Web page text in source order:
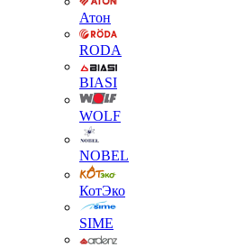
Атон
RODA
BIASI
WOLF
NOBEL
КотЭко
SIME